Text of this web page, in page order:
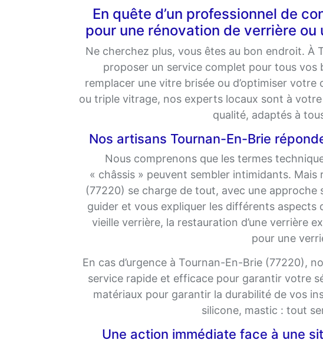
En quête d’un professionnel de
pour une rénovation de verrière
Ne cherchez plus, vous êtes au bon endroit. À
proposer un service complet pour tous vos
remplacer une vitre brisée ou d’optimiser
ou triple vitrage, nos experts locaux sont à
qualité, adaptés à
Nos artisans Tournan-En-Brie
Nous comprenons que les termes
« châssis » peuvent sembler intimidants.
(77220) se charge de tout, avec une approche
guider et vous expliquer les différents aspects
vieille verrière, la restauration d’une verrière
pour une
En cas d’urgence à Tournan-En-Brie (77220),
service rapide et efficace pour garantir votre
matériaux pour garantir la durabilité de vos
silicone, mastic : tout
Une action immédiate face à une